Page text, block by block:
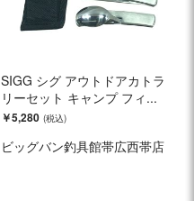
SIGG シグ アウトドアカトラ
リーセット キャンプ フィ...
￥5,280
ビッグバン釣具館帯広西帯店